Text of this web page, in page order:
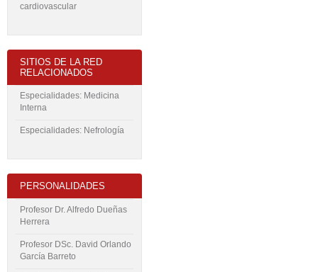
cardiovascular
SITIOS DE LA RED
RELACIONADOS
Especialidades: Medicina
Interna
Especialidades: Nefrología
PERSONALIDADES
Profesor Dr. Alfredo Dueñas
Herrera
Profesor DSc. David Orlando
García Barreto